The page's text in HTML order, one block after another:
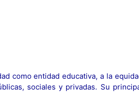
como entidad educativa, a la
sociales y privadas. Su